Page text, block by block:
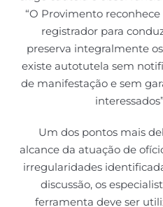
“O Provimento
registrador para
preserva integralmente
existe autotutela sem
de manifestação e sem
Um dos pontos mais
alcance da atuação de
irregularidades
discussão, os
ferramenta deve ser